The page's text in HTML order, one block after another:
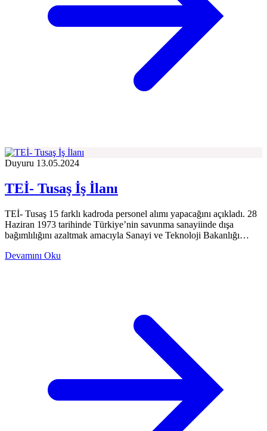
Duyuru 13.05.2024
TEİ- Tusaş İş İlanı
TEİ- Tusaş 15 farklı kadroda personel alımı yapacağını açıkladı. 28
Haziran 1973 tarihinde Türkiye’nin savunma sanayiinde dışa
bağımlılığını azaltmak amacıyla Sanayi ve Teknoloji Bakanlığı…
Devamını Oku